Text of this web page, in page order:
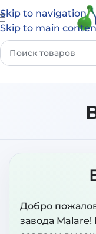
Skip to navigation
Skip to main
Добро
завода